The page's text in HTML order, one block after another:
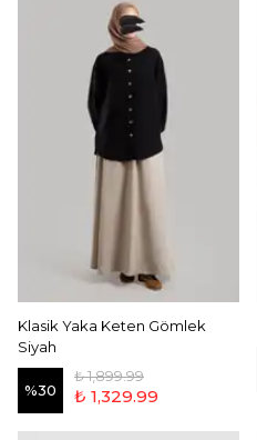
Klasik Yaka Keten Gömlek
Siyah
%30
₺ 1,899.99
₺ 1,329.99